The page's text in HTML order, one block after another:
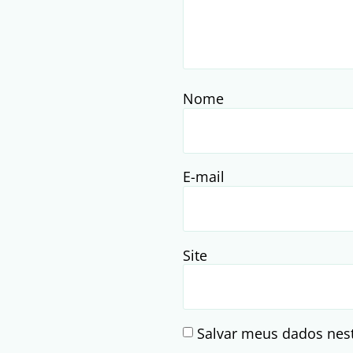
Nome
E-mail
Site
Salvar meus dados